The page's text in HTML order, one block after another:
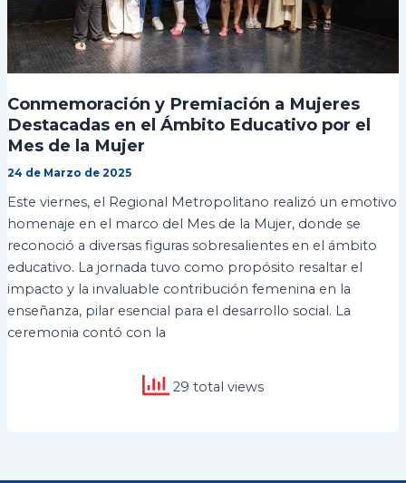
Conmemoración y Premiación a Mujeres
Destacadas en el Ámbito Educativo por el
Mes de la Mujer
24 de Marzo de 2025
Este viernes, el Regional Metropolitano realizó un emotivo
homenaje en el marco del Mes de la Mujer, donde se
reconoció a diversas figuras sobresalientes en el ámbito
educativo. La jornada tuvo como propósito resaltar el
impacto y la invaluable contribución femenina en la
enseñanza, pilar esencial para el desarrollo social. La
ceremonia contó con la
29 total views